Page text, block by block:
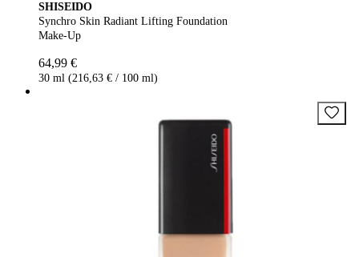
SHISEIDO
Synchro Skin Radiant Lifting Foundation
Make-Up
64,99 €
30 ml (216,63 € / 100 ml)